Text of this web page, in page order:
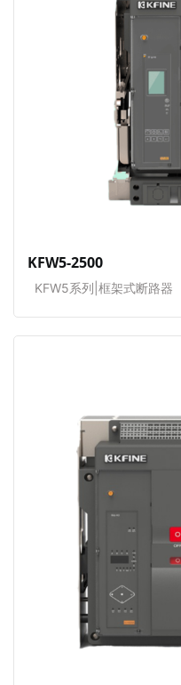
KFW5-2500
KFW5系列|框架式断路器